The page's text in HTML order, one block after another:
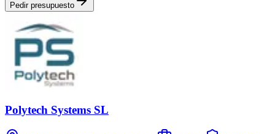
Pedir presupuesto
Polytech Systems SL